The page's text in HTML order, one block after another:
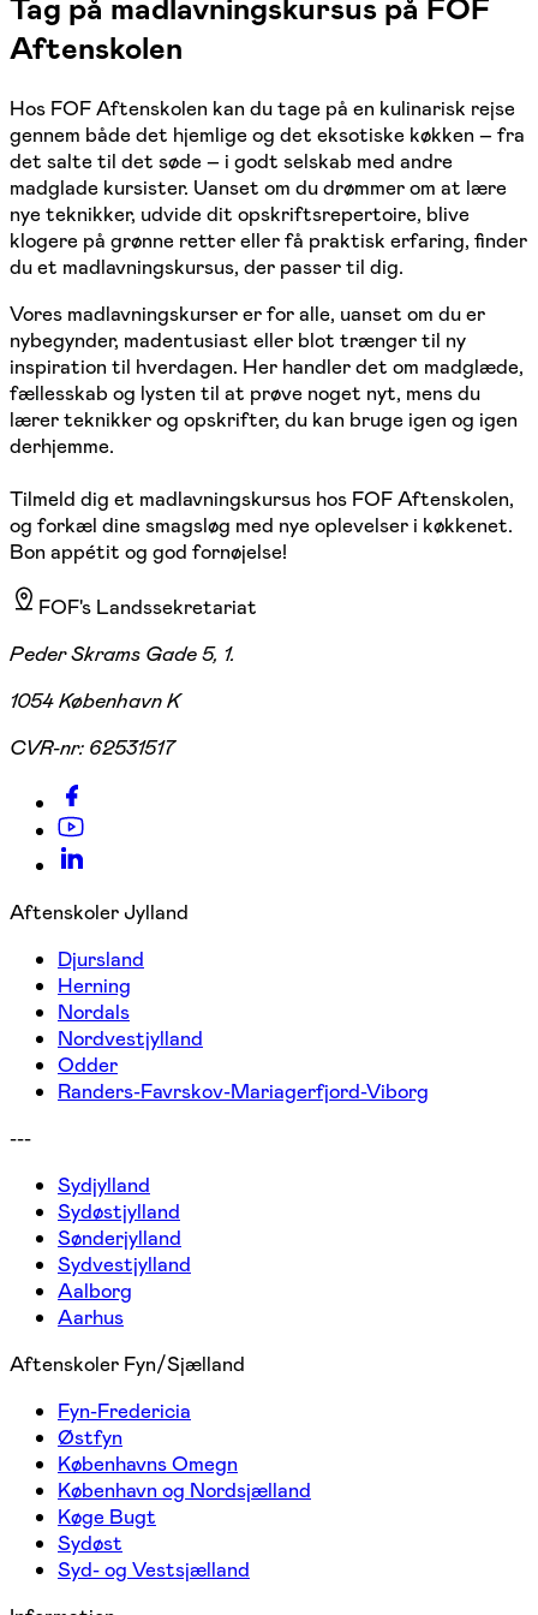
Tag på madlavningskursus på FOF
Aftenskolen
Hos FOF Aftenskolen kan du tage på en kulinarisk rejse
gennem både det hjemlige og det eksotiske køkken – fra
det salte til det søde – i godt selskab med andre
madglade kursister. Uanset om du drømmer om at lære
nye teknikker, udvide dit opskriftsrepertoire, blive
klogere på grønne retter eller få praktisk erfaring, finder
du et madlavningskursus, der passer til dig.
Vores madlavningskurser er for alle, uanset om du er
nybegynder, madentusiast eller blot trænger til ny
inspiration til hverdagen. Her handler det om madglæde,
fællesskab og lysten til at prøve noget nyt, mens du
lærer teknikker og opskrifter, du kan bruge igen og igen
derhjemme.
Tilmeld dig et madlavningskursus hos FOF Aftenskolen,
og forkæl dine smagsløg med nye oplevelser i køkkenet.
Bon appétit og god fornøjelse!
FOF's Landssekretariat
Peder Skrams Gade 5, 1.
1054 København K
CVR-nr: 62531517
Aftenskoler Jylland
Djursland
Herning
Nordals
Nordvestjylland
Odder
Randers-Favrskov-Mariagerfjord-Viborg
---
Sydjylland
Sydøstjylland
Sønderjylland
Sydvestjylland
Aalborg
Aarhus
Aftenskoler Fyn/Sjælland
Fyn-Fredericia
Østfyn
Københavns Omegn
København og Nordsjælland
Køge Bugt
Sydøst
Syd- og Vestsjælland